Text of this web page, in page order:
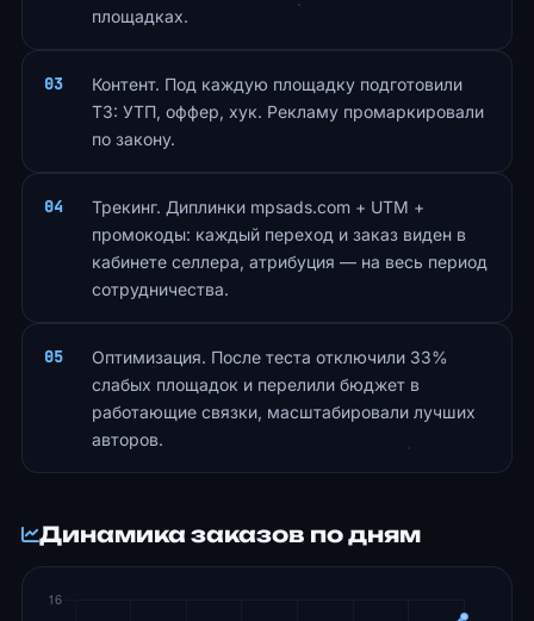
площадках.
Контент. Под каждую площадку подготовили
ТЗ: УТП, оффер, хук. Рекламу промаркировали
по закону.
Трекинг. Диплинки mpsads.com + UTM +
промокоды: каждый переход и заказ виден в
кабинете селлера, атрибуция — на весь период
сотрудничества.
Оптимизация. После теста отключили 33%
слабых площадок и перелили бюджет в
работающие связки, масштабировали лучших
авторов.
Динамика заказов по дням